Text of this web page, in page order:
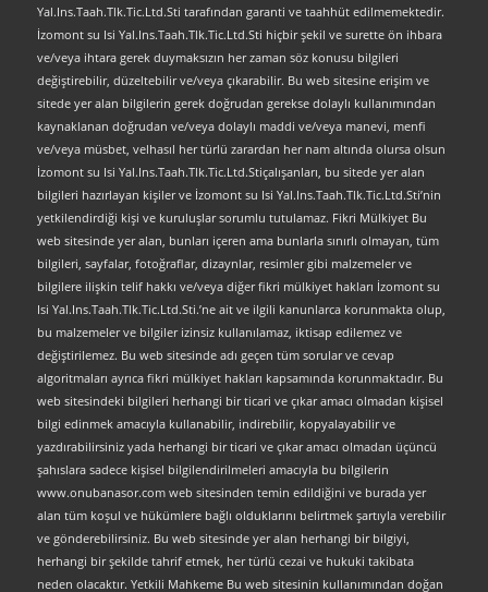
Yal.Ins.Taah.Tlk.Tic.Ltd.Sti tarafından garanti ve taahhüt edilmemektedir.
İzomont su Isi Yal.Ins.Taah.Tlk.Tic.Ltd.Sti hiçbir şekil ve surette ön ihbara
ve/veya ihtara gerek duymaksızın her zaman söz konusu bilgileri
değiştirebilir, düzeltebilir ve/veya çıkarabilir. Bu web sitesine erişim ve
sitede yer alan bilgilerin gerek doğrudan gerekse dolaylı kullanımından
kaynaklanan doğrudan ve/veya dolaylı maddi ve/veya manevi, menfi
ve/veya müsbet, velhasıl her türlü zarardan her nam altında olursa olsun
İzomont su Isi Yal.Ins.Taah.Tlk.Tic.Ltd.Stiçalışanları, bu sitede yer alan
bilgileri hazırlayan kişiler ve İzomont su Isi Yal.Ins.Taah.Tlk.Tic.Ltd.Sti’nin
yetkilendirdiği kişi ve kuruluşlar sorumlu tutulamaz. Fikri Mülkiyet Bu
web sitesinde yer alan, bunları içeren ama bunlarla sınırlı olmayan, tüm
bilgileri, sayfalar, fotoğraflar, dizaynlar, resimler gibi malzemeler ve
bilgilere ilişkin telif hakkı ve/veya diğer fikri mülkiyet hakları İzomont su
Isi Yal.Ins.Taah.Tlk.Tic.Ltd.Sti.’ne ait ve ilgili kanunlarca korunmakta olup,
bu malzemeler ve bilgiler izinsiz kullanılamaz, iktisap edilemez ve
değiştirilemez. Bu web sitesinde adı geçen tüm sorular ve cevap
algoritmaları ayrıca fikri mülkiyet hakları kapsamında korunmaktadır. Bu
web sitesindeki bilgileri herhangi bir ticari ve çıkar amacı olmadan kişisel
bilgi edinmek amacıyla kullanabilir, indirebilir, kopyalayabilir ve
yazdırabilirsiniz yada herhangi bir ticari ve çıkar amacı olmadan üçüncü
şahıslara sadece kişisel bilgilendirilmeleri amacıyla bu bilgilerin
www.onubanasor.com web sitesinden temin edildiğini ve burada yer
alan tüm koşul ve hükümlere bağlı olduklarını belirtmek şartıyla verebilir
ve gönderebilirsiniz. Bu web sitesinde yer alan herhangi bir bilgiyi,
herhangi bir şekilde tahrif etmek, her türlü cezai ve hukuki takibata
neden olacaktır. Yetkili Mahkeme Bu web sitesinin kullanımından doğan